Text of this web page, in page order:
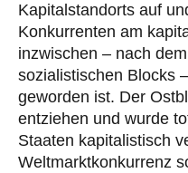
Kapi­tal­standorts auf
Konkurrenten am
in­zwi­schen – nach
sozialistischen Blocks
geworden ist. Der
entziehen und wurde
Staaten kapita­lis­tisch
Weltmarktkonkurrenz